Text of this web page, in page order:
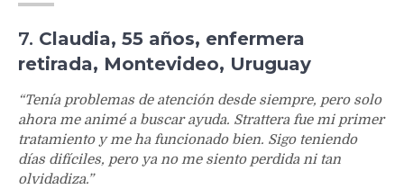
7. Claudia, 55 años, enfermera
retirada, Montevideo, Uruguay
“Tenía problemas de atención desde siempre, pero solo
ahora me animé a buscar ayuda. Strattera fue mi primer
tratamiento y me ha funcionado bien. Sigo teniendo
días difíciles, pero ya no me siento perdida ni tan
olvidadiza.”